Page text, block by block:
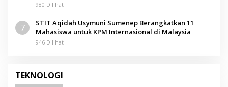
980 Dilihat
7
STIT Aqidah Usymuni Sumenep Berangkatkan 11
Mahasiswa untuk KPM Internasional di Malaysia
946 Dilihat
TEKNOLOGI